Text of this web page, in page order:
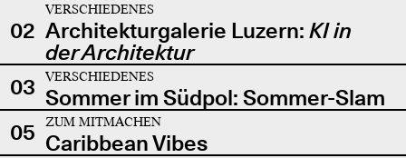
02
VERSCHIEDENES
Architekturgalerie Luzern: KI in
der Architektur
03
VERSCHIEDENES
Sommer im Südpol: Sommer-Slam
05
ZUM MITMACHEN
Caribbean Vibes